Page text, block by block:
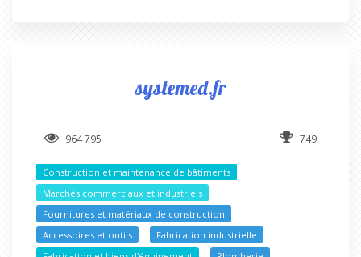
systemed.fr
964 795 749
Construction et maintenance de bâtiments
Marchés commerciaux et industriels
Fournitures et matériaux de construction
Accessoires et outils
Fabrication industrielle